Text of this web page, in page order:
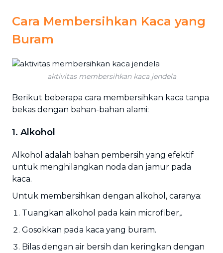
Cara Membersihkan Kaca yang
Buram
aktivitas membersihkan kaca jendela
Berikut beberapa cara membersihkan kaca tanpa
bekas dengan bahan-bahan alami:
1. Alkohol
Alkohol adalah bahan pembersih yang efektif
untuk menghilangkan noda dan jamur pada
kaca.
Untuk membersihkan dengan alkohol, caranya:
Tuangkan alkohol pada kain microfiber,.
Gosokkan pada kaca yang buram.
Bilas dengan air bersih dan keringkan dengan